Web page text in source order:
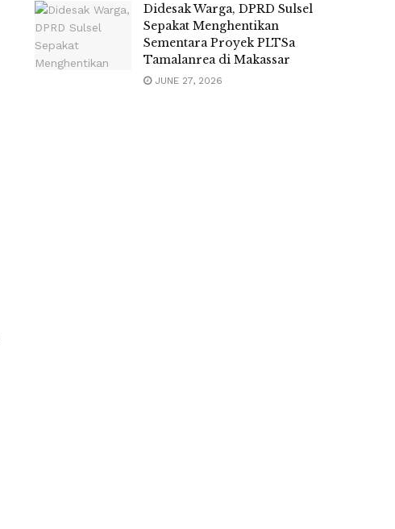
Didesak Warga, DPRD Sulsel
Sepakat Menghentikan
Sementara Proyek PLTSa
Tamalanrea di Makassar
JUNE 27, 2026